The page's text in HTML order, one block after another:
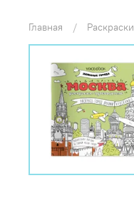
Главная Раскраски